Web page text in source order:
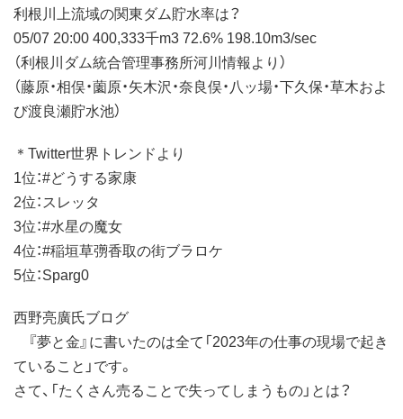
利根川上流域の関東ダム貯水率は？
05/07 20:00 400,333千m3 72.6% 198.10m3/sec
（利根川ダム統合管理事務所河川情報より）
（藤原・相俣・薗原・矢木沢・奈良俣・八ッ場・下久保・草木およ
び渡良瀬貯水池）
＊Twitter世界トレンドより
1位：#どうする家康
2位：スレッタ
3位：#水星の魔女
4位：#稲垣草彅香取の街ブラロケ
5位：Sparg0
西野亮廣氏ブログ
『夢と金』に書いたのは全て「2023年の仕事の現場で起き
ていること」です。
さて、「たくさん売ることで失ってしまうもの」とは？